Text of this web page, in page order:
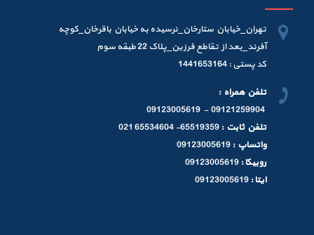
تهران_خیابان ستارخان_نرسیده به خیابان باقرخان_کوچه
آفرند_بعد از تقاطع فرزین_پلاک 22 طبقه سوم
کد پستی : 1441653164
تلفن همراه :
09121259904 - 09123005619
تلفن ثابت : 65519359- 65534604 021
واتساپ : 09123005619
روبیکا : 09123005619
ایتا : 09123005619